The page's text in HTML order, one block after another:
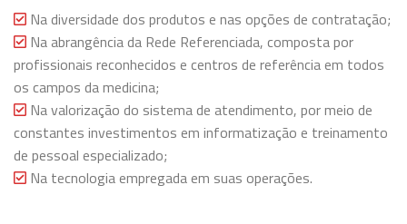
Na diversidade dos produtos e nas opções de contratação;
Na abrangência da Rede Referenciada, composta por
profissionais reconhecidos e centros de referência em todos
os campos da medicina;
Na valorização do sistema de atendimento, por meio de
constantes investimentos em informatização e treinamento
de pessoal especializado;
Na tecnologia empregada em suas operações.